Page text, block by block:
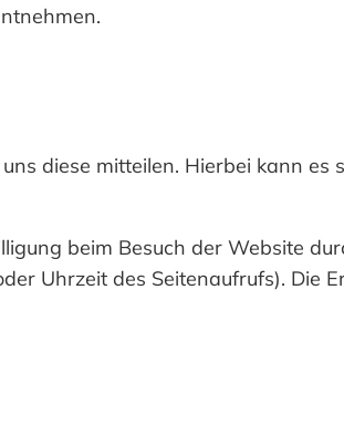
diese mitteilen. Hierbei kann es
beim Besuch der Website
Uhrzeit des Seitenaufrufs). Die